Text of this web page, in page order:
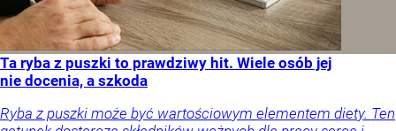
Ta ryba z puszki to prawdziwy hit. Wiele osób jej
nie docenia, a szkoda
Ryba z puszki może być wartościowym elementem diety. Ten